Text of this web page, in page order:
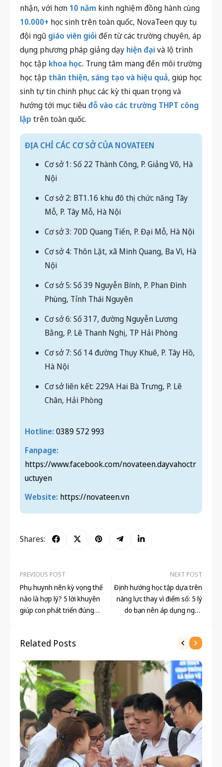
nhận, với hơn 10 năm kinh nghiệm đồng hành cùng
10.000+ học sinh trên toàn quốc, NovaTeen quy tụ
đội ngũ giáo viên giỏiđến từ các trường chuyên, áp
dụng phương pháp giảng dạy hiện đạivà lộ trình
học tập khoa học. Trung tâm mang đến môi trường
học tập thân thiện, sáng tạo và hiệu quả,giúp học
sinh tự tin chinh phục các kỳ thi quan trọng và
hướng tới mục tiêuđỗ vào các trường THPT công
lập trên toàn quốc.
ĐỊA CHỈ CÁC CƠ SỞ CỦA NOVATEEN
Cơ sở 1: Số 22 Thành Công, P. Giảng Võ, Hà
Nội
Cơ sở 2: BT1.16 khu đô thị chức năng Tây
Mỗ, P. Tây Mỗ, Hà Nội
Cơ sở 3: 70D Quang Tiến, P. Đại Mỗ, Hà Nội
Cơ sở 4: Thôn Lặt, xã Minh Quang, Ba Vì, Hà
Nội
Cơ sở 5: Số 39 Nguyễn Bính, P. Phan Đình
Phùng, Tỉnh Thái Nguyên
Cơ sở 6: Số 317, đường Nguyễn Lương
Bằng, P. Lê Thanh Nghị, TP Hải Phòng
Cơ sở 7: Số 14 đường Thụy Khuê, P. Tây Hồ,
Hà Nội
Cơ sở liên kết: 229A Hai Bà Trưng, P. Lê
Chân, Hải Phòng
Hotline: 0389 572 993
Fanpage:
https://www.facebook.com/novateen.dayvahoctr
uctuyen
Website: https://novateen.vn
Shares:
PREVIOUS POST
Phụ huynh nên kỳ vọng thế
nào là hợp lý? 5 lời khuyên
giúp con phát triển đúng
NEXT POST
Định hướng học tập dựa trên
năng lực thay vì điểm số: 5 lý
do bạn nên áp dụng ngay
Related Posts